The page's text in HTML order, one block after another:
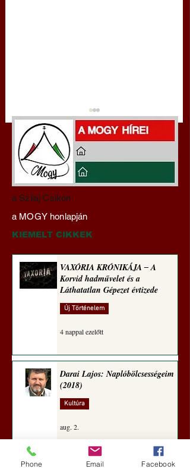
Darai Lajos:
Naplóbölcsességeim
(2025)
a Szilaj Csikón
a MOGY honlapján
KIEMELT CIKKEK
VAXÓRIA KRÓNIKÁJA ‒ A
Korvid hadművelet és a
Láthatatlan Gépezet évtizede
Új Történelem
4 nappal ezelőtt
Darai Lajos: Naplóbölcsességeim
(2018)
Kultúra
aug. 2.
Phone Email Facebook